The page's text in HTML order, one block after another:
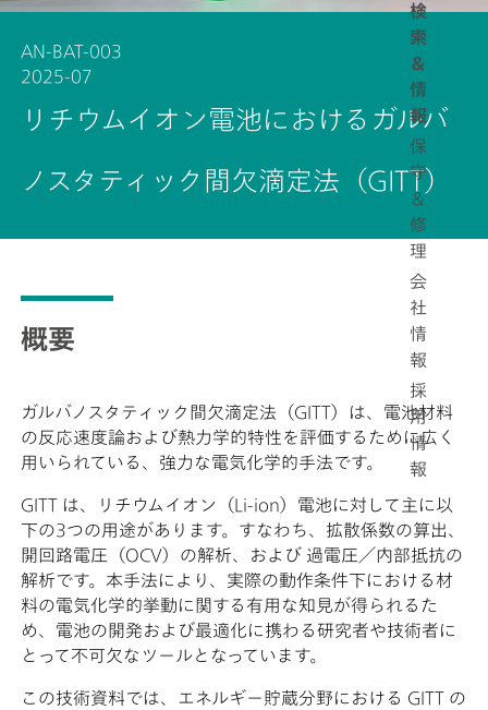
検
索
＆
情
報
保
守
＆
修
理
会
社
情
報
採
用
情
報
AN-BAT-003
2025-07
リチウムイオン電池におけるガルバ
ノスタティック間欠滴定法（GITT）
概要
ガルバノスタティック間欠滴定法（GITT）は、電池材料
の反応速度論および熱力学的特性を評価するために広く
用いられている、強力な電気化学的手法です。
GITT は、リチウムイオン（Li-ion）電池に対して主に以
下の3つの用途があります。すなわち、拡散係数の算出、
開回路電圧（OCV）の解析、および 過電圧／内部抵抗の
解析です。本手法により、実際の動作条件下における材
料の電気化学的挙動に関する有用な知見が得られるた
め、電池の開発および最適化に携わる研究者や技術者に
とって不可欠なツールとなっています。
この技術資料では、エネルギー貯蔵分野における GITT の